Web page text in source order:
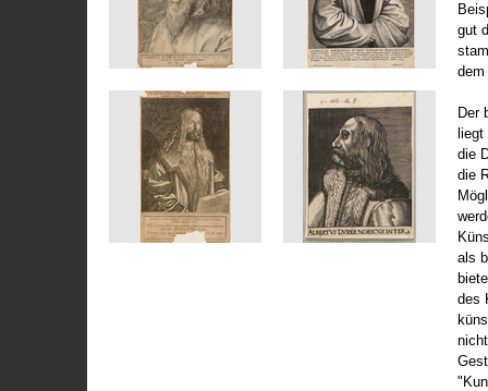
gut
dem
Der
die
die
als
des